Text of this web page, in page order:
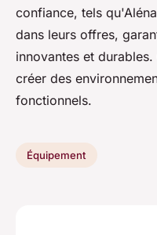
confiance, tels
dans leurs offres,
innovantes et
créer des
fonctionnels.
Équipement